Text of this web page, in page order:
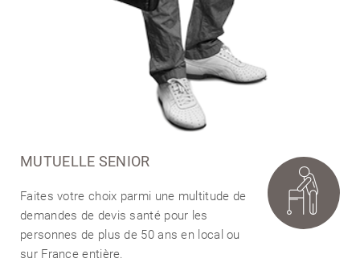
MUTUELLE SENIOR
Faites votre choix parmi une multitude de
demandes de devis santé pour les
personnes de plus de 50 ans en local ou
sur France entière.